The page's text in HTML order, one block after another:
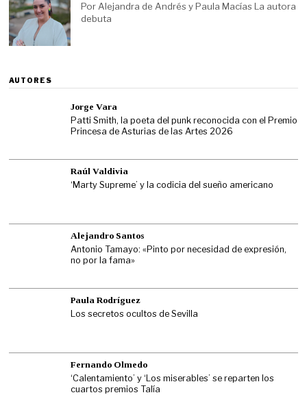
Por Alejandra de Andrés y Paula Macías La autora
debuta
AUTORES
Jorge Vara
Patti Smith, la poeta del punk reconocida con el Premio
Princesa de Asturias de las Artes 2026
Raúl Valdivia
‘Marty Supreme’ y la codicia del sueño americano
Alejandro Santos
Antonio Tamayo: «Pinto por necesidad de expresión,
no por la fama»
Paula Rodríguez
Los secretos ocultos de Sevilla
Fernando Olmedo
‘Calentamiento’ y ‘Los miserables’ se reparten los
cuartos premios Talía